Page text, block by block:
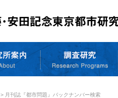
> 月刊誌『都市問題』バックナンバー検索